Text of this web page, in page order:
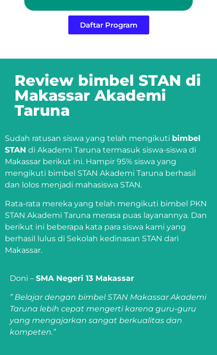
Daftar Program
Review bimbel STAN di
Makassar Akademi
Taruna
Sudah ratusan siswa yang telah mengikuti bimbel
STAN di Akademi Taruna termasuk siswa-siswa di
Makassar berikut ini. Hampir 95% siswa yang
mengikuti bimbel STAN Akademi Taruna berhasil
dan lolos menjadi mahasiswa STAN.
Rata-rata mereka yang telah mengikuti bimbel PKN
STAN Akademi Taruna merasa puas layanannya. Dan
berikut ini beberapa kata para siswa kami yang
berhasil lulus di Sekolah kedinasan STAN dari
Makassar.
Doni – SMA Negeri 13 Makassar
” Belajar dengan bimbel STAN Makassar Akademi
Taruna lebih cepat mengerti karena guru-guru
yang mengajarkan sangat berkualitas dan
kompeten.”